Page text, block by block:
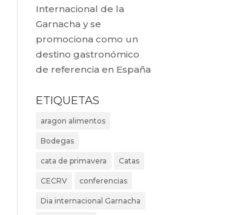
Internacional de la
Garnacha y se
promociona como un
destino gastronómico
de referencia en España
ETIQUETAS
aragon alimentos
Bodegas
cata de primavera Catas
CECRV conferencias
Dia internacional Garnacha